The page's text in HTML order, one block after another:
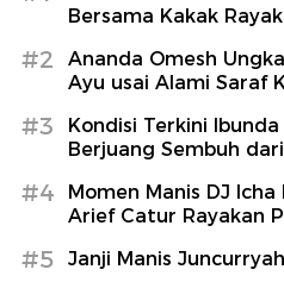
Bersama Kakak
#2
Ananda Omesh
Ayu usai Alami Saraf
#3
Kondisi Terkini
Berjuang Sembuh
#4
Momen Manis DJ
Arief Catur Rayakan
#5 Janji Manis